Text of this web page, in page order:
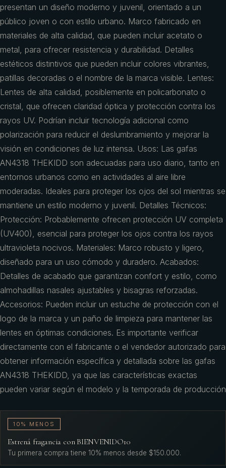
presentan un diseño moderno y juvenil, orientado a un
público joven o con estilo urbano. Marco fabricado en
materiales de alta calidad, que pueden incluir acetato o
metal, para ofrecer resistencia y durabilidad. Detalles
estéticos distintivos que pueden incluir colores vibrantes,
patillas decoradas o el nombre de la marca visible. Lentes:
Lentes de alta calidad, posiblemente en policarbonato o
cristal, que ofrecen claridad óptica y protección contra los
rayos UV. Podrían incluir tecnología adicional como
polarización para reducir el deslumbramiento y mejorar la
visión en condiciones de luz intensa. Usos: Las gafas
AN4318 THEKIDD son adecuadas para uso diario, tanto en
entornos urbanos como en actividades al aire libre
moderadas. Ideales para proteger los ojos del sol mientras se
mantiene un estilo moderno y juvenil. Detalles Técnicos:
Protección: Probablemente ofrecen protección UV completa
(UV400), esencial para proteger los ojos contra los rayos
ultravioleta nocivos. Materiales: Marco robusto y ligero,
diseñado para un uso cómodo y duradero. Acabados:
Detalles de acabado que garantizan confort y estilo, como
almohadillas nasales ajustables y bisagras reforzadas.
Accesorios: Pueden incluir un estuche de protección con el
logo de la marca y un paño de limpieza para mantener las
lentes en óptimas condiciones. Es importante verificar
directamente con el fabricante o el vendedor autorizado para
obtener información específica y detallada sobre las gafas
AN4318 THEKIDD, ya que las características exactas
pueden variar según el modelo y la temporada de producción
10% MENOS
Estrená fragancia con BIENVENIDO10
Tu primera compra tiene 10% menos desde $150.000.